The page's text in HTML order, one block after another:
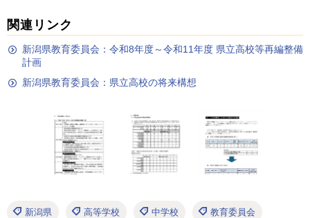
関連リンク
新潟県教育委員会：令和8年度～令和11年度 県立高校等再編整備
計画
新潟県教育委員会：県立高校の将来構想
新潟県 高等学校 中学校 教育委員会